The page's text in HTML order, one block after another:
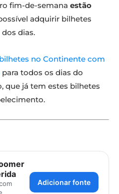
fim-de-semana estão
adquirir bilhetes
dias.
bilhetes no Continente com
para todos os dias do
que já tem estes bilhetes
Adicionar fonte